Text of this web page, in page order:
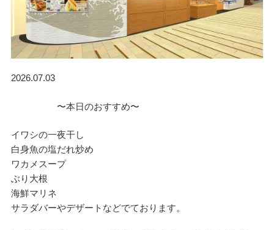
2026.07.03
〜本日のおすすめ〜
イワシの一夜干し
白身魚の塩だれ炒め
ワカメスープ
ぶり大根
海鮮マリネ
サラダバーやデザートなどでております。